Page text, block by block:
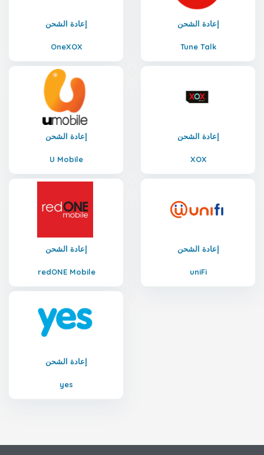
إعادة الشحن
OneXOX
إعادة الشحن
Tune Talk
إعادة الشحن
U Mobile
إعادة الشحن
XOX
إعادة الشحن
redONE Mobile
إعادة الشحن
uniFi
إعادة الشحن
yes